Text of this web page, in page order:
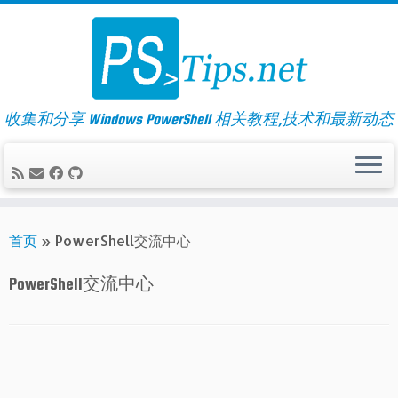
Skip
收集和分享 Windows PowerShell 相关教程,技术和最新动态
首页 » PowerShell交流中心
PowerShell交流中心